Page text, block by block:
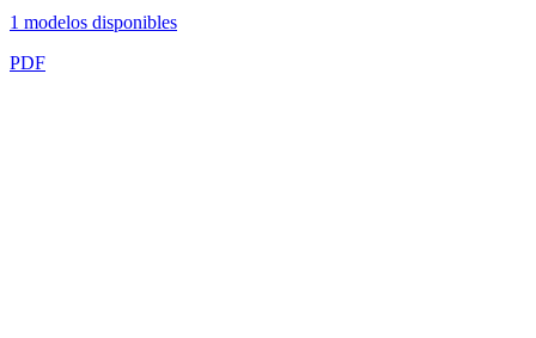
1 modelos disponibles
PDF